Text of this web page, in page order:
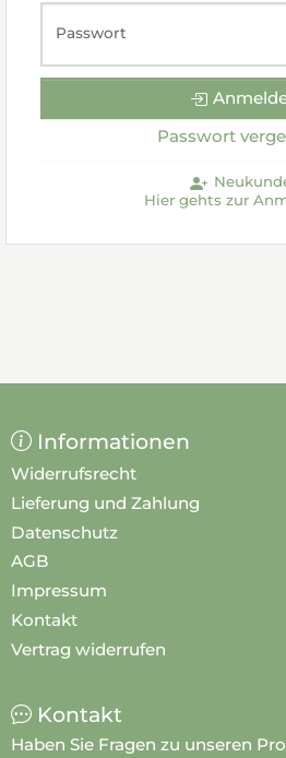
Passwort
Passwort
Hier gehts zur
Informationen
Widerrufsrecht
Lieferung und Zahlung
Datenschutz
AGB
Impressum
Kontakt
Vertrag widerrufen
Kontakt
Haben Sie Fragen zu unseren